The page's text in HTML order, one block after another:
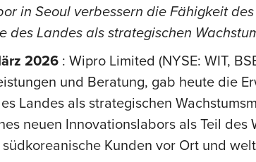
in Seoul verbessern die Fähigkeit
des Landes als strategischen
2026 : Wipro Limited (NYSE: WIT,
und Beratung, gab heute die
Landes als strategischen
neuen Innovationslabors als Teil
Kunden vor Ort und